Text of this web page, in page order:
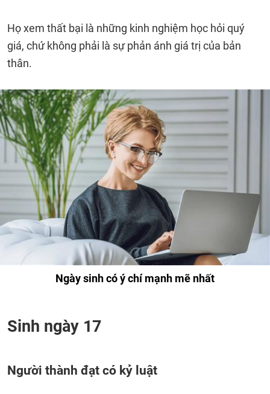
Họ xem thất bại là những kinh nghiệm học hỏi quý
giá, chứ không phải là sự phản ánh giá trị của bản
thân.
Ngày sinh có ý chí mạnh mẽ nhất
Sinh ngày 17
Người thành đạt có kỷ luật